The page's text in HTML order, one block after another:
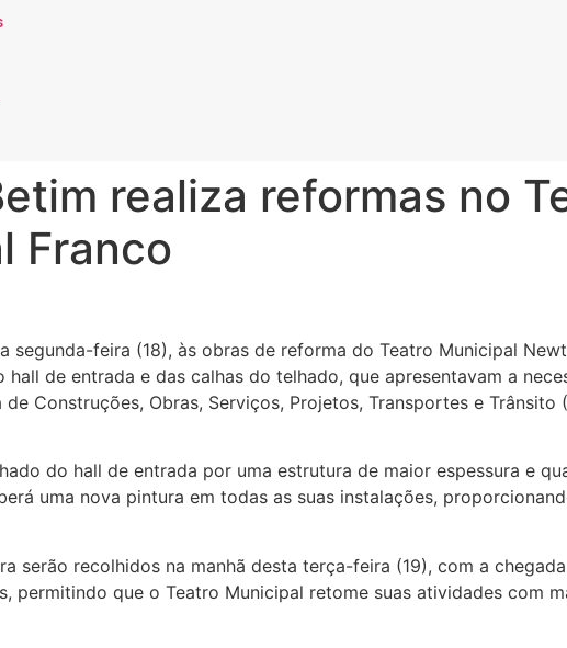
realiza reformas no
Franco
segunda-feira (18), às obras de reforma do Teatro Municipal
de entrada e das calhas do telhado, que apresentavam a
Construções, Obras, Serviços, Projetos, Transportes e
do hall de entrada por uma estrutura de maior espessura e
uma nova pintura em todas as suas instalações,
serão recolhidos na manhã desta terça-feira (19), com a
permitindo que o Teatro Municipal retome suas atividades com